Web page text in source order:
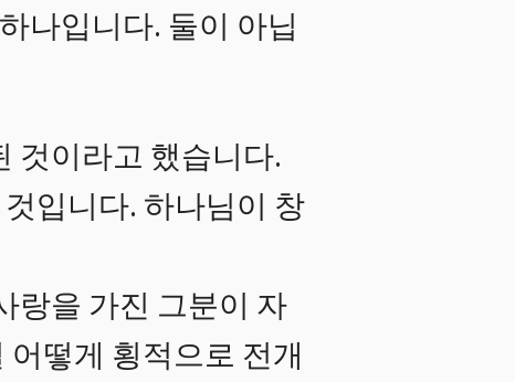
나입니다. 둘이 아닙
것이라고 했습니다.
입니다. 하나님이 창
랑을 가진 그분이 자
떻게 횡적으로 전개